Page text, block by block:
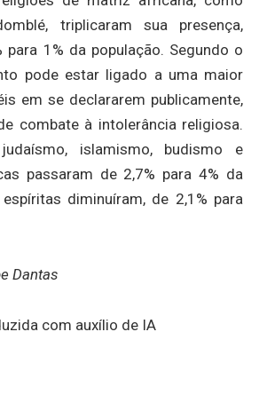
triplicaram sua presença,
para 1% da população. Segundo o
pode estar ligado a uma maior
em se declararem publicamente,
combate à intolerância religiosa.
islamismo, budismo e
passaram de 2,7% para 4% da
diminuíram, de 2,1% para
Dantas
com auxílio de IA